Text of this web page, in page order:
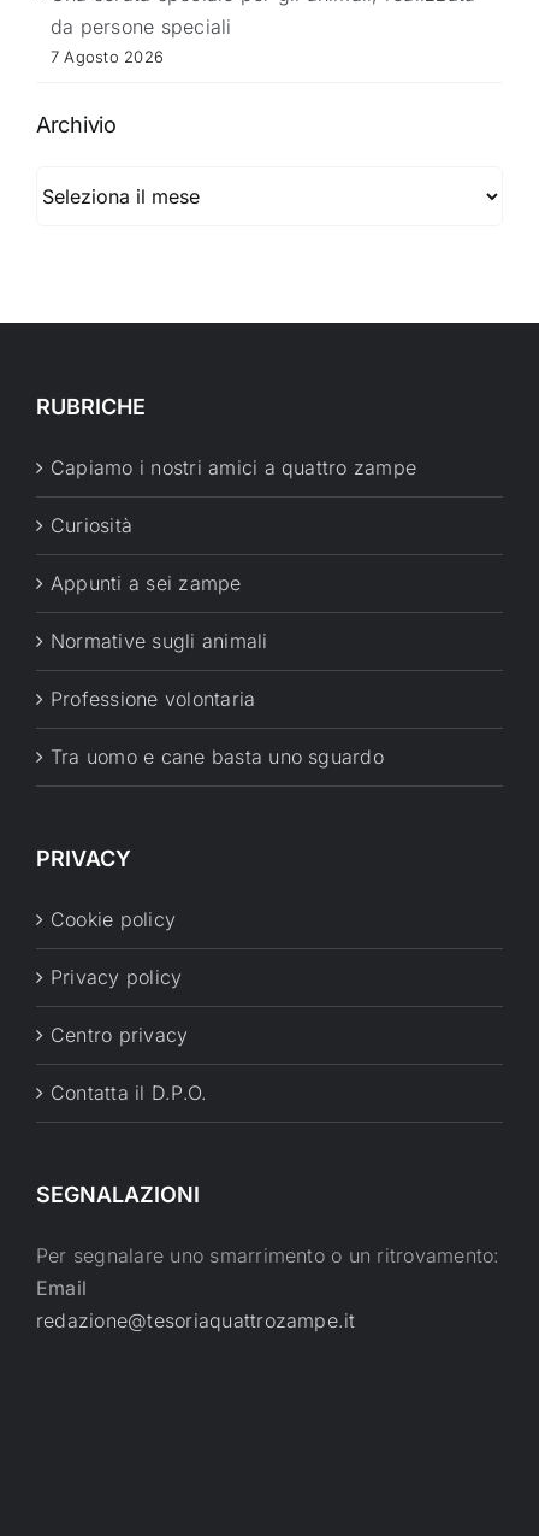
da persone speciali
7 Agosto 2026
Archivio
RUBRICHE
Capiamo i nostri amici a quattro zampe
Curiosità
Appunti a sei zampe
Normative sugli animali
Professione volontaria
Tra uomo e cane basta uno sguardo
PRIVACY
Cookie policy
Privacy policy
Centro privacy
Contatta il D.P.O.
SEGNALAZIONI
Per segnalare uno smarrimento o un ritrovamento:
Email
redazione@tesoriaquattrozampe.it